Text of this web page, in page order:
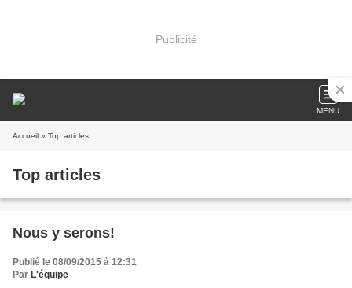
Publicité
MENU
Accueil » Top articles
Top articles
Nous y serons!
Publié le 08/09/2015 à 12:31
Par L'équipe